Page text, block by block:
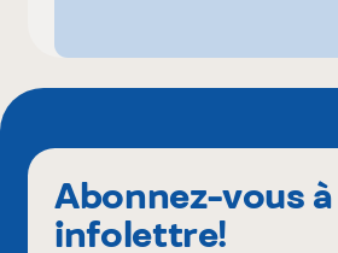
Abonnez-vous
infolettre!